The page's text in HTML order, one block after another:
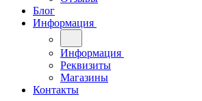
Блог
Информация
Информация
Реквизиты
Магазины
Контакты